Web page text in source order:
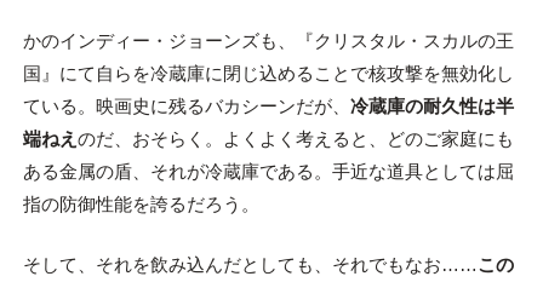
かのインディー・ジョーンズも、『クリスタル・スカルの王
国』にて自らを冷蔵庫に閉じ込めることで核攻撃を無効化し
ている。映画史に残るバカシーンだが、 冷蔵庫の耐久性は半
端ねえ のだ、おそらく。よくよく考えると、どのご家庭にも
ある金属の盾、それが冷蔵庫である。手近な道具としては屈
指の防御性能を誇るだろう。
そして、それを飲み込んだとしても、それでもなお……この